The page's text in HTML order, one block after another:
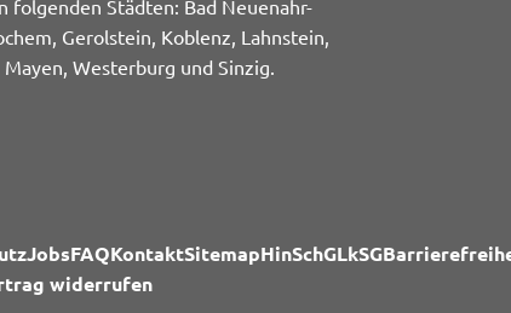
folgenden Städten: Bad Neuenahr-
Gerolstein, Koblenz, Lahnstein,
Westerburg und Sinzig.
JobsFAQKontaktSitemapHinSchGLkSG
widerrufen